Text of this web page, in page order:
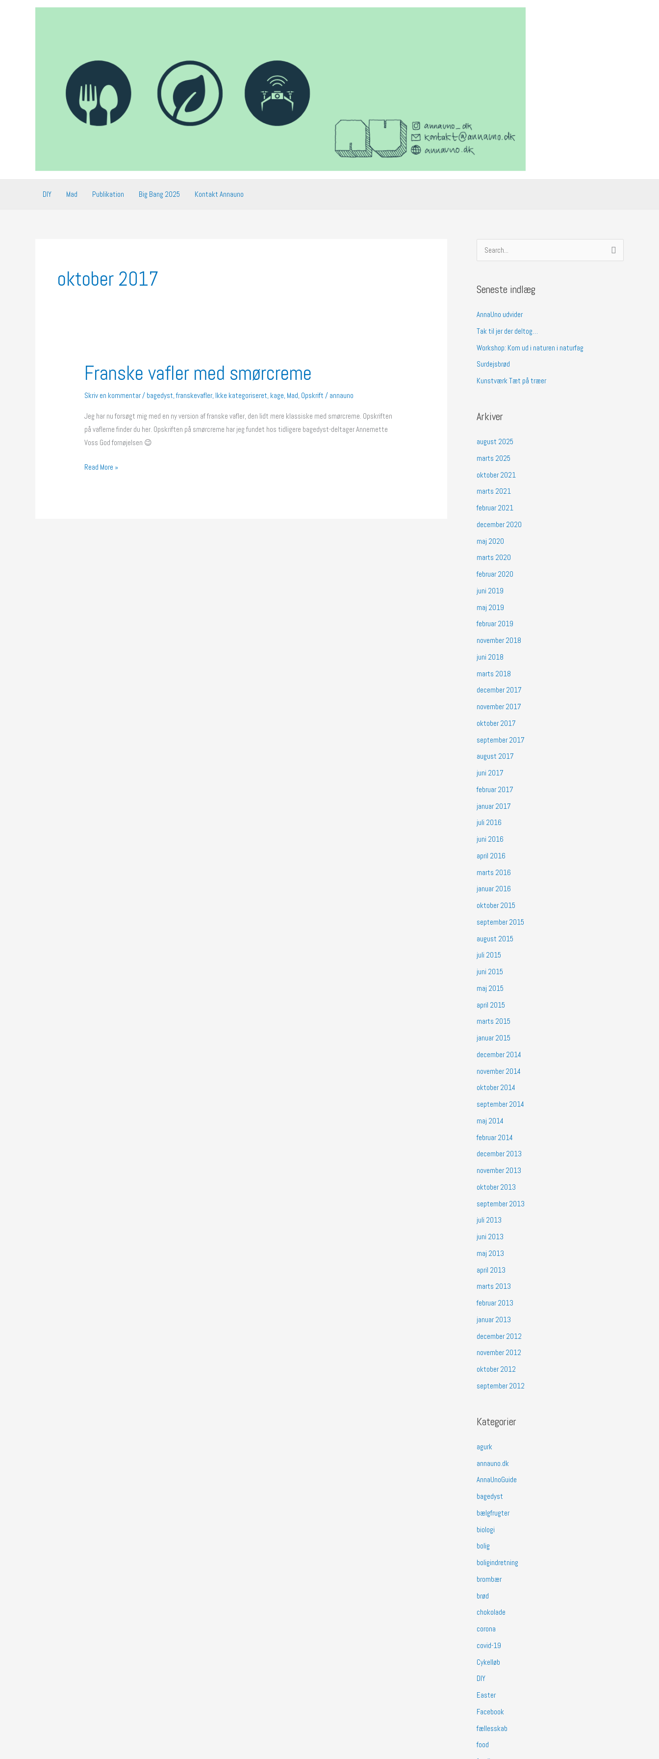
DIY Mad Publikation Big Bang 2025 Kontakt Annauno
oktober 2017
Franske vafler med smørcreme
Skriv en kommentar/ bagedyst,franskevafler, Ikke kategoriseret, kage, Mad, Opskrift / annauno
Jeg har nu forsøgt mig med en ny version af franske vafler, den lidt mere klassiske med smørcreme. Opskriften
på vaflerne finder du her. Opskriften på smørcreme har jeg fundet hos tidligere bagedyst-deltager Annemette
Voss God fornøjelsen 😉
Franske
vafler
med
Read More »
e
f
Seneste indlæg
AnnaUno udvider
Tak til jer der deltog…
Workshop: Kom ud i naturen i naturfag
Surdejsbrød
Kunstværk Tæt på træer
Arkiver
august 2025
marts 2025
oktober 2021
marts 2021
februar 2021
december 2020
maj 2020
marts 2020
februar 2020
juni 2019
maj 2019
februar 2019
november 2018
juni 2018
marts 2018
december 2017
november 2017
oktober 2017
september 2017
august 2017
juni 2017
februar 2017
januar 2017
juli 2016
juni 2016
april 2016
marts 2016
januar 2016
oktober 2015
september 2015
august 2015
juli 2015
juni 2015
maj 2015
april 2015
marts 2015
januar 2015
december 2014
november 2014
oktober 2014
september 2014
maj 2014
februar 2014
december 2013
november 2013
oktober 2013
september 2013
juli 2013
juni 2013
maj 2013
april 2013
marts 2013
februar 2013
januar 2013
december 2012
november 2012
oktober 2012
september 2012
Kategorier
agurk
annauno.dk
AnnaUnoGuide
bagedyst
bælgfrugter
biologi
bolig
boligindretning
brombær
brød
chokolade
corona
covid-19
Cykelløb
DIY
Easter
Facebook
fællesskab
food